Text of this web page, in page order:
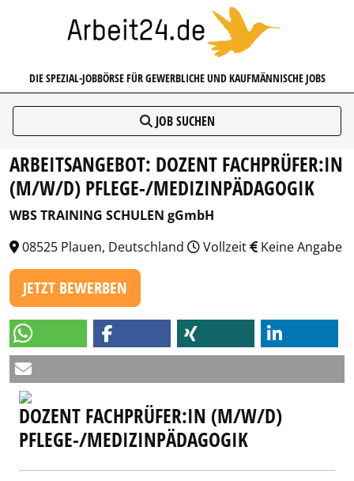
ARBEIT24.DE
DIE SPEZIAL-JOBBÖRSE FÜR GEWERBLICHE UND KAUFMÄNNISCHE JOBS
JOB SUCHEN
ARBEITSANGEBOT: DOZENT FACHPRÜFER:IN
(M/W/D) PFLEGE-/MEDIZINPÄDAGOGIK
WBS TRAINING SCHULEN gGmbH
08525 Plauen, Deutschland
Vollzeit Keine Angabe
JETZT BEWERBEN
DOZENT FACHPRÜFER:IN (M/W/D)
PFLEGE-/MEDIZINPÄDAGOGIK